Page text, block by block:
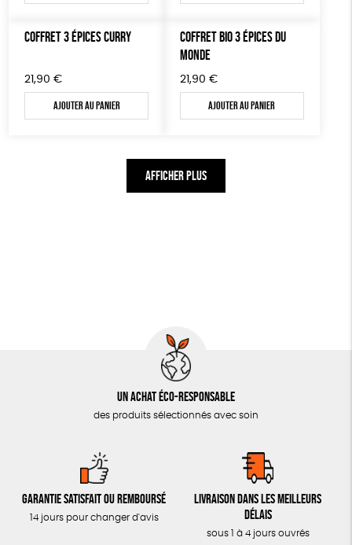
COFFRET 3 ÉPICES CURRY
21,90 €
Ajouter au panier
COFFRET BIO 3 ÉPICES DU
MONDE
21,90 €
Ajouter au panier
AFFICHER PLUS
Un achat éco-responsable
des produits sélectionnés avec soin
Garantie satisfait ou remboursé
14 jours pour changer d'avis
Livraison dans les meilleurs
délais
sous 1 à 4 jours ouvrés